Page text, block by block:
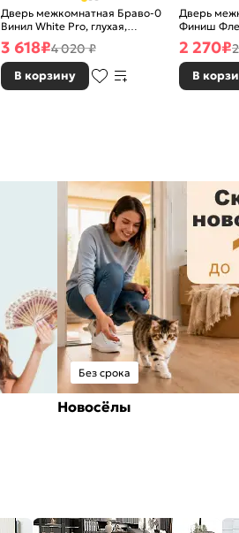
Дверь межкомнатная Браво-0
Винил White Pro, глухая,
каркасно-щитовая
3 618₽4 020 ₽
В корзину
Дверь
Финиш
Л-11
каркасно-
2 270₽
В
Без срока
Новосёлы